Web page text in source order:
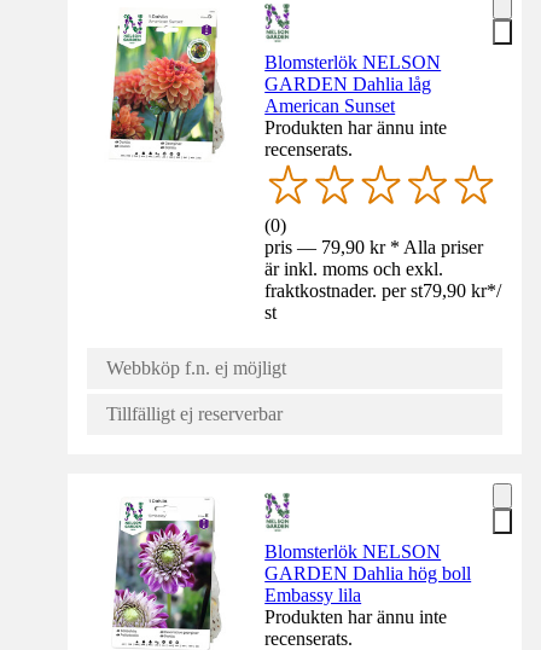
Blomsterlök NELSON
GARDEN Dahlia låg
American Sunset
Produkten har ännu inte
recenserats.
(0)
pris — 79,90 kr * Alla priser
är inkl. moms och exkl.
fraktkostnader. per st79,90 kr*/
st
Webbköp f.n. ej möjligt
Tillfälligt ej reserverbar
Blomsterlök NELSON
GARDEN Dahlia hög boll
Embassy lila
Produkten har ännu inte
recenserats.